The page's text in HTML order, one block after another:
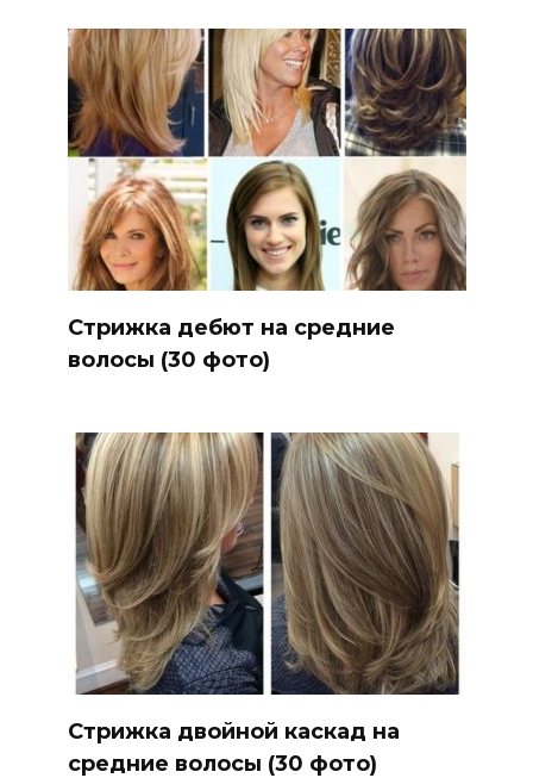
Стрижка дебют на средние
волосы (30 фото)
Стрижка двойной каскад на
средние волосы (30 фото)